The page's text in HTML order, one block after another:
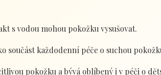
s vodou mohou pokožku vysušovat.
součást každodenní péče o suchou
pokožku a bývá oblíbený i v péči o